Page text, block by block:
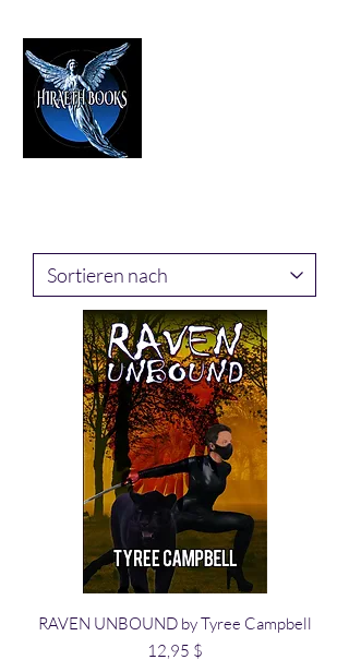
RAVEN UNBOUND by Tyree Campbell
Preis
12,95 $